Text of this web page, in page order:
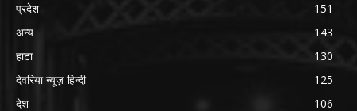
प्रदेश
151
अन्य
143
हाटा
130
देवरिया न्यूज़ हिन्दी
125
देश
106